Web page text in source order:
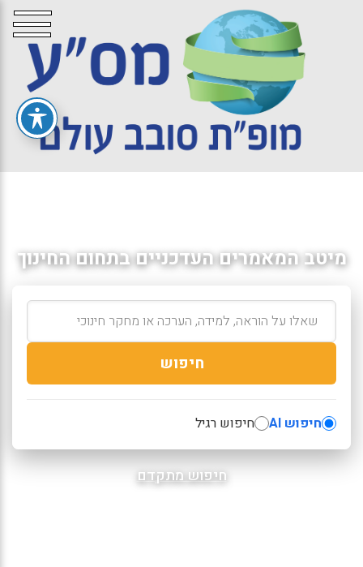
מיטב המאמרים העדכניים בתחום החינוך
חיפוש
חיפוש AI חיפוש רגיל
חיפוש מתקדם